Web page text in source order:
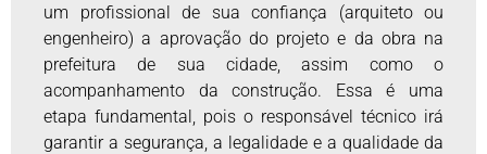
um profissional de sua confiança (arquiteto ou
engenheiro) a aprovação do projeto e da obra na
prefeitura de sua cidade, assim como o
acompanhamento da construção. Essa é uma
etapa fundamental, pois o responsável técnico irá
garantir a segurança, a legalidade e a qualidade da